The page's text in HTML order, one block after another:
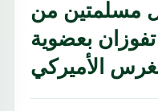
مسلمتين من
بعضوية
الأميركي